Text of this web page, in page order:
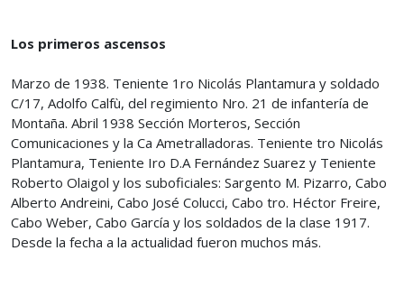
Los primeros ascensos
Marzo de 1938. Teniente 1ro Nicolás Plantamura y soldado
C/17, Adolfo Calfù, del regimiento Nro. 21 de infantería de
Montaña. Abril 1938 Sección Morteros, Sección
Comunicaciones y la Ca Ametralladoras. Teniente tro Nicolás
Plantamura, Teniente Iro D.A Fernández Suarez y Teniente
Roberto Olaigol y los suboficiales: Sargento M. Pizarro, Cabo
Alberto Andreini, Cabo José Colucci, Cabo tro. Héctor Freire,
Cabo Weber, Cabo García y los soldados de la clase 1917.
Desde la fecha a la actualidad fueron muchos más.